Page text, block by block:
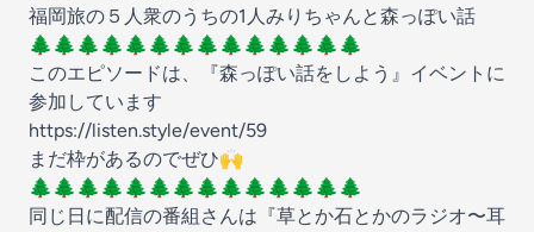
福岡旅の５人衆のうちの1人みりちゃんと森っぽい話
🌲🌲🌲🌲🌲🌲🌲🌲🌲🌲🌲🌲🌲🌲
このエピソードは、『森っぽい話をしよう』イベントに
参加しています
https://listen.style/event/59
まだ枠があるのでぜひ🙌
🌲🌲🌲🌲🌲🌲🌲🌲🌲🌲🌲🌲🌲🌲
同じ日に配信の番組さんは『草とか石とかのラジオ〜耳